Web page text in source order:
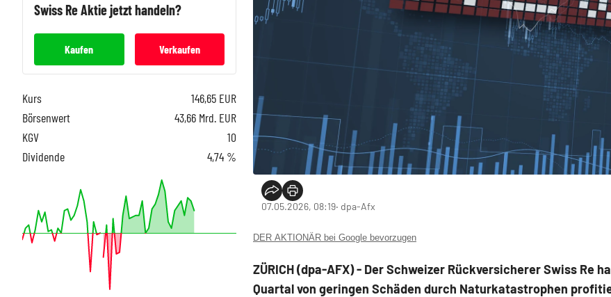
07.05.2026, 08:19‧ dpa-Afx
DER AKTIONÄR bei Google bevorzugen
ZÜRICH (dpa-AFX) - Der Schweizer Rückversicherer Swiss Re
Quartal von geringen Schäden durch Naturkatastrophen
Swiss ReAktie jetzt handeln?
Kaufen Verkaufen
Kurs 146,65 EUR
Börsenwert
43,66 Mrd. EUR
KGV
10
Dividende
4,74 %